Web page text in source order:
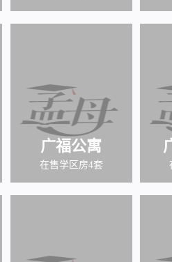
广福公寓
在售学区房4套